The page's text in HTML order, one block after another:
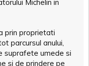
Michelin in
prin proprietati
parcursul anului,
suprafete umede si
si de prindere pe